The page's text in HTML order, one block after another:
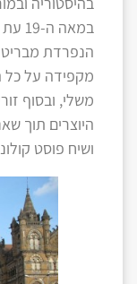
הנפרדת
מקפידה על כל
משלי, ובסוף
היוצרים תוך
ושיח פוסט